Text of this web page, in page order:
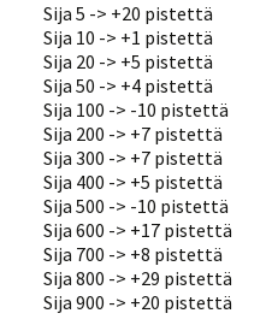
Sija 5 -> +20 pistettä
Sija 10 -> +1 pistettä
Sija 20 -> +5 pistettä
Sija 50 -> +4 pistettä
Sija 100 -> -10 pistettä
Sija 200 -> +7 pistettä
Sija 300 -> +7 pistettä
Sija 400 -> +5 pistettä
Sija 500 -> -10 pistettä
Sija 600 -> +17 pistettä
Sija 700 -> +8 pistettä
Sija 800 -> +29 pistettä
Sija 900 -> +20 pistettä